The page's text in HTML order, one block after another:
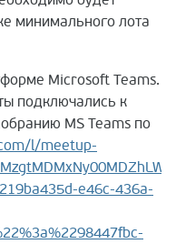
минимального лота
Microsoft Teams.
подключались к
MS Teams по
l/meetup-
e46c-436a-